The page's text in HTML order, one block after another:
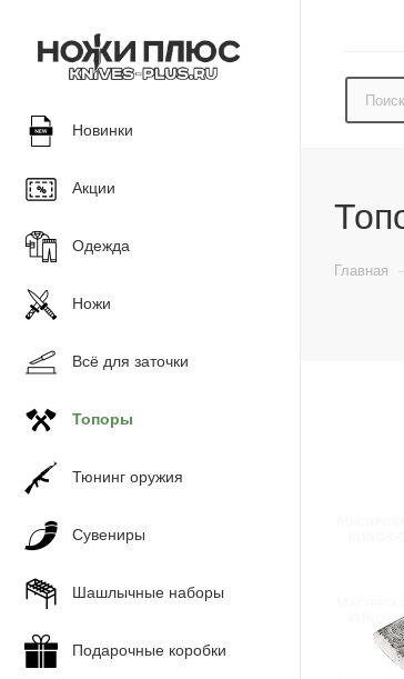
Новинки
Акции
Одежда
Ножи
Всё для заточки
Топоры
Тюнинг оружия
Сувениры
Шашлычные наборы
Подарочные коробки
Главная